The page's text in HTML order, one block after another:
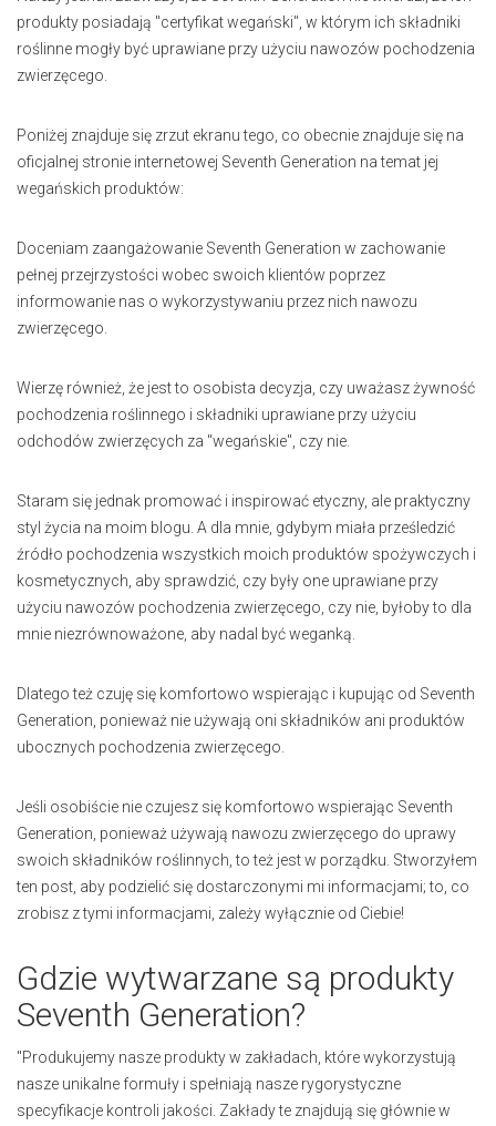
produkty posiadają "certyfikat wegański", w którym ich składniki
roślinne mogły być uprawiane przy użyciu nawozów pochodzenia
zwierzęcego.
Poniżej znajduje się zrzut ekranu tego, co obecnie znajduje się na
oficjalnej stronie internetowej Seventh Generation na temat jej
wegańskich produktów:
Doceniam zaangażowanie Seventh Generation w zachowanie
pełnej przejrzystości wobec swoich klientów poprzez
informowanie nas o wykorzystywaniu przez nich nawozu
zwierzęcego.
Wierzę również, że jest to osobista decyzja, czy uważasz żywność
pochodzenia roślinnego i składniki uprawiane przy użyciu
odchodów zwierzęcych za "wegańskie", czy nie.
Staram się jednak promować i inspirować etyczny, ale praktyczny
styl życia na moim blogu. A dla mnie, gdybym miała prześledzić
źródło pochodzenia wszystkich moich produktów spożywczych i
kosmetycznych, aby sprawdzić, czy były one uprawiane przy
użyciu nawozów pochodzenia zwierzęcego, czy nie, byłoby to dla
mnie niezrównoważone, aby nadal być weganką.
Dlatego też czuję się komfortowo wspierając i kupując od Seventh
Generation, ponieważ nie używają oni składników ani produktów
ubocznych pochodzenia zwierzęcego.
Jeśli osobiście nie czujesz się komfortowo wspierając Seventh
Generation, ponieważ używają nawozu zwierzęcego do uprawy
swoich składników roślinnych, to też jest w porządku. Stworzyłem
ten post, aby podzielić się dostarczonymi mi informacjami; to, co
zrobisz z tymi informacjami, zależy wyłącznie od Ciebie!
Gdzie wytwarzane są produkty
Seventh Generation?
"Produkujemy nasze produkty w zakładach, które wykorzystują
nasze unikalne formuły i spełniają nasze rygorystyczne
specyfikacje kontroli jakości. Zakłady te znajdują się głównie w